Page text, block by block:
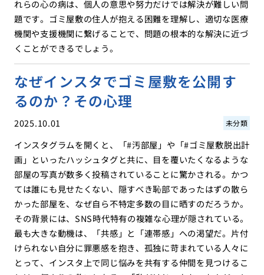
れらの心の病は、個人の意思や努力だけでは解決が難しい問
題です。ゴミ屋敷の住人が抱える困難を理解し、適切な医療
機関や支援機関に繋げることで、問題の根本的な解決に近づ
くことができるでしょう。
なぜインスタでゴミ屋敷を公開す
るのか？その心理
2025.10.01 未分類
インスタグラムを開くと、「#汚部屋」や「#ゴミ屋敷脱出計
画」といったハッシュタグと共に、目を覆いたくなるような
部屋の写真が数多く投稿されていることに驚かされる。かつ
ては誰にも見せたくない、隠すべき恥部であったはずの散ら
かった部屋を、なぜ自ら不特定多数の目に晒すのだろうか。
その背景には、SNS時代特有の複雑な心理が隠されている。
最も大きな動機は、「共感」と「連帯感」への渇望だ。片付
けられない自分に罪悪感を抱き、孤独に苛まれている人々に
とって、インスタ上で同じ悩みを共有する仲間を見つけるこ